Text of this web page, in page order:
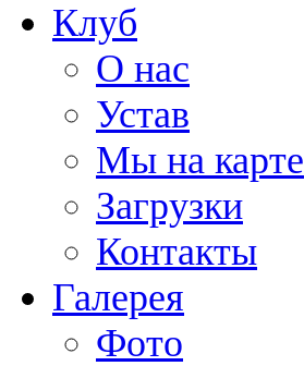
Клуб
О нас
Устав
Мы на карте
Загрузки
Контакты
Галерея
Фото